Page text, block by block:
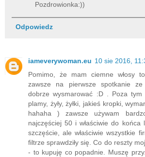
Pozdrowionka:))
Odpowiedz
iameverywoman.eu 10 sie 2016,
Pomimo, że mam ciemne włosy
zawsze na pierwsze spotkanie ze
dobrze wysmarować :D . Poza
plamy, żyły, żyłki, jakieś kropki,
hahaha ) zawsze używam
najczęściej 50 i właściwie do końca
szczęście, ale właściwie wszystkie
filtrze sprawdziły się. Co do reszty
- to kupuję co popadnie. Muszę